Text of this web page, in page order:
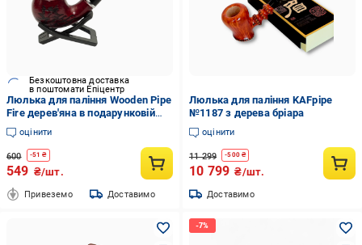
Безкоштовна доставка
в поштомати Епіцентр
Люлька для паління Wooden Pipe
Fire дерев'яна в подарунковій
упаковці (KT3)
оцінити
600 -51 ₴
549 ₴/шт.
Привеземо Доставимо
Люлька для паління KAFpipe
№1187 з дерева бріара
оцінити
11 299 -500₴
10 799 ₴/шт.
Доставимо